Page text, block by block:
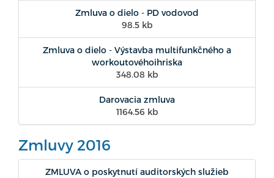
Zmluva o dielo - PD vodovod
98.5 kb
Zmluva o dielo - Výstavba multifunkčného a
workoutovéhoihriska
348.08 kb
Darovacia zmluva
1164.56 kb
Zmluvy 2016
ZMLUVA o poskytnutí auditorských služieb